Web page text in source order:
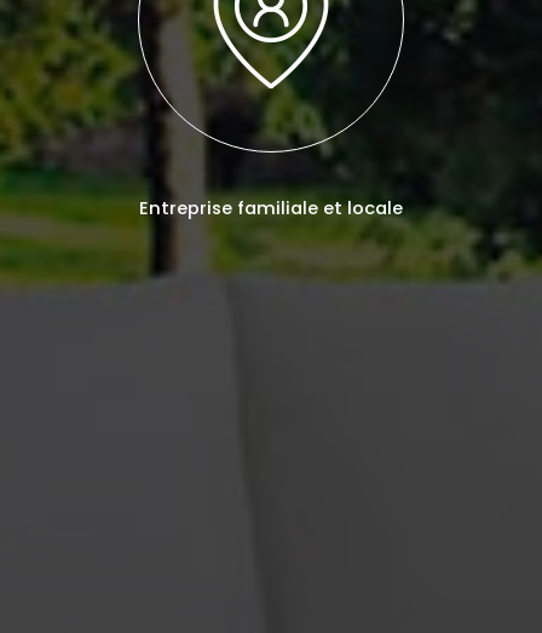
Entreprise familiale et locale